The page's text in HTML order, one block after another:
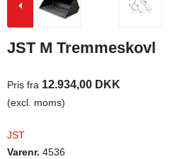
JST M Tremmeskovl
Pris fra 12.934,00 DKK
(excl. moms)
JST
Varenr. 4536